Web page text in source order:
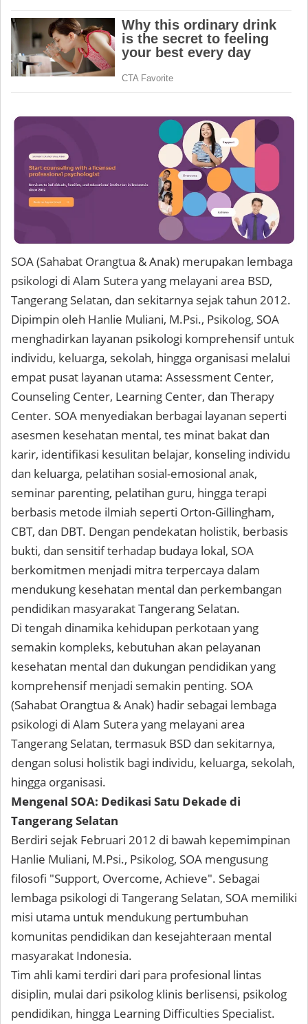
SOA (Sahabat Orangtua & Anak) merupakan lembaga
psikologi di Alam Sutera yang melayani area BSD,
Tangerang Selatan, dan sekitarnya sejak tahun 2012.
Dipimpin oleh Hanlie Muliani, M.Psi., Psikolog, SOA
menghadirkan layanan psikologi komprehensif untuk
individu, keluarga, sekolah, hingga organisasi melalui
empat pusat layanan utama: Assessment Center,
Counseling Center, Learning Center, dan Therapy
Center. SOA menyediakan berbagai layanan seperti
asesmen kesehatan mental, tes minat bakat dan
karir, identifikasi kesulitan belajar, konseling individu
dan keluarga, pelatihan sosial-emosional anak,
seminar parenting, pelatihan guru, hingga terapi
berbasis metode ilmiah seperti Orton-Gillingham,
CBT, dan DBT. Dengan pendekatan holistik, berbasis
bukti, dan sensitif terhadap budaya lokal, SOA
berkomitmen menjadi mitra terpercaya dalam
mendukung kesehatan mental dan perkembangan
pendidikan masyarakat Tangerang Selatan.
Di tengah dinamika kehidupan perkotaan yang
semakin kompleks, kebutuhan akan pelayanan
kesehatan mental dan dukungan pendidikan yang
komprehensif menjadi semakin penting. SOA
(Sahabat Orangtua & Anak) hadir sebagai lembaga
psikologi di Alam Sutera yang melayani area
Tangerang Selatan, termasuk BSD dan sekitarnya,
dengan solusi holistik bagi individu, keluarga, sekolah,
hingga organisasi.
Mengenal SOA: Dedikasi Satu Dekade di
Tangerang Selatan
Berdiri sejak Februari 2012 di bawah kepemimpinan
Hanlie Muliani, M.Psi., Psikolog, SOA mengusung
filosofi "Support, Overcome, Achieve". Sebagai
lembaga psikologi di Tangerang Selatan, SOA memiliki
misi utama untuk mendukung pertumbuhan
komunitas pendidikan dan kesejahteraan mental
masyarakat Indonesia.
Tim ahli kami terdiri dari para profesional lintas
disiplin, mulai dari psikolog klinis berlisensi, psikolog
pendidikan, hingga Learning Difficulties Specialist.